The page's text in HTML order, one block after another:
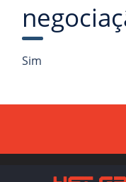
Sim